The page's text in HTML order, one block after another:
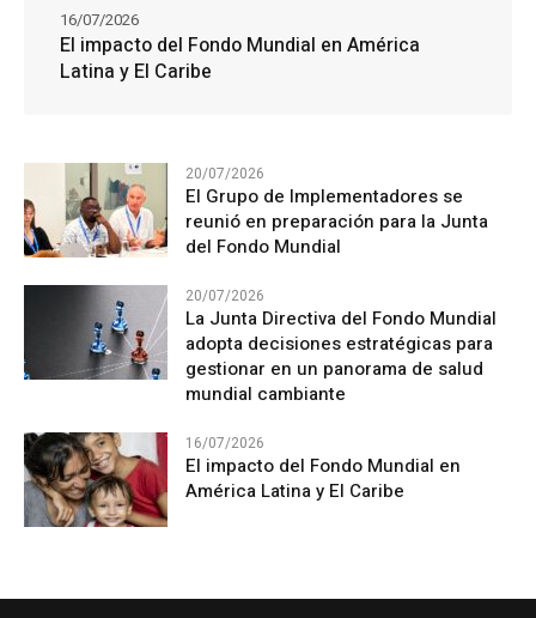
El impacto del Fondo Mundial en América
Latina y El Caribe
16/07/2026
20/07/2026
El Grupo de Implementadores se
reunió en preparación para la Junta
del Fondo Mundial
20/07/2026
La Junta Directiva del Fondo Mundial
adopta decisiones estratégicas para
gestionar en un panorama de salud
mundial cambiante
16/07/2026
El impacto del Fondo Mundial en
América Latina y El Caribe